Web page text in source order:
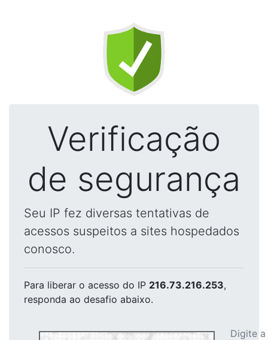
Verificação
de segurança
Seu IP fez diversas tentativas de
acessos suspeitos a sites hospedados
conosco.
Para liberar o acesso do IP 216.73.216.253,
responda ao desafio abaixo.
Digite